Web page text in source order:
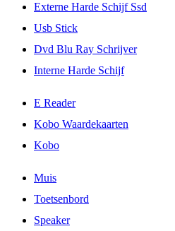
Externe Harde Schijf Ssd
Usb Stick
Dvd Blu Ray Schrijver
Interne Harde Schijf
E Reader
Kobo Waardekaarten
Kobo
Muis
Toetsenbord
Speaker